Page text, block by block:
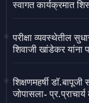
स्वागत कार्यक्रमात
परीक्षा व्यवस्थेतील
शिवाजी खांडेकर यांना
शिक्षणमहर्षी
जोपासला- प्र.प्राचार्य